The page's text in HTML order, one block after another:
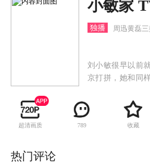
小敏家
独播 周迅黄磊
刘小敏很早以前
京打拼，她和同
北京，刘小敏与
翼翼。然而前夫
情被越来越多的
超清画质 789 收藏
热门评论